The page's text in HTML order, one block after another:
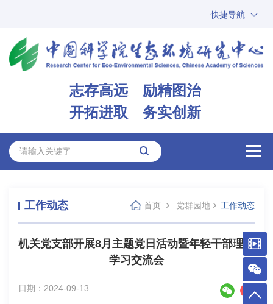
快捷导航
ARP
邮箱
志存高远 励精图治
开拓进取 务实创新
工作动态 首页 党群园地 工作动态
机关党支部开展8月主题党日活动暨年轻干部理论
学习交流会
日期：2024-09-13